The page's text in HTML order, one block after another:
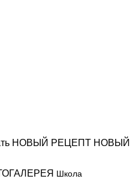
НОВЫЙ РЕЦЕПТ НОВЫЙ
Школа